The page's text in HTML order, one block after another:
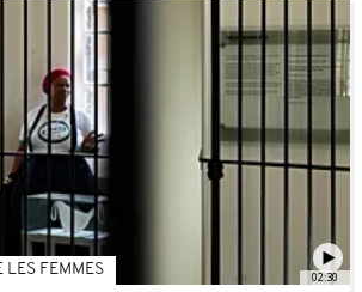
02:30
LES FEMMES